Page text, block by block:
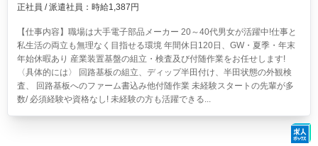
正社員 / 派遣社員：時給1,387円
【仕事内容】職場は大手電子部品メーカー 20～40代男女が活躍中!仕事と
私生活の両立も無理なく目指せる環境 年間休日120日、GW・夏季・年末
年始休暇あり 産業装置基盤の組立・検査及び付随作業をお任せします!
〈具体的には〉 回路基板の組立、ディップ半田付け、半田状態の外観検
査、 回路基板へのファーム書込み他付随作業 未経験スタートの先輩が多
数/ 必須経験や資格なし! 未経験の方も活躍できる...